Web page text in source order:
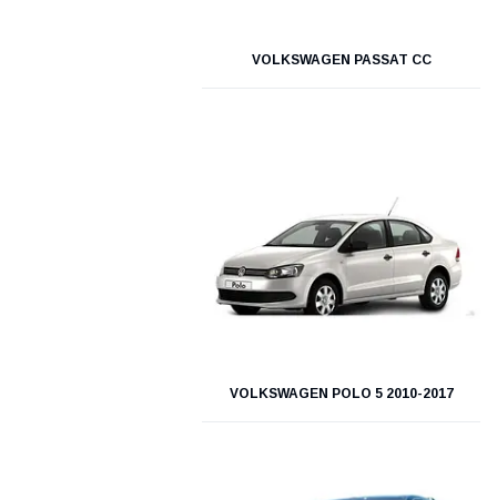
VOLKSWAGEN PASSAT СС
VOLKSWAGEN POLO 5 2010-2017